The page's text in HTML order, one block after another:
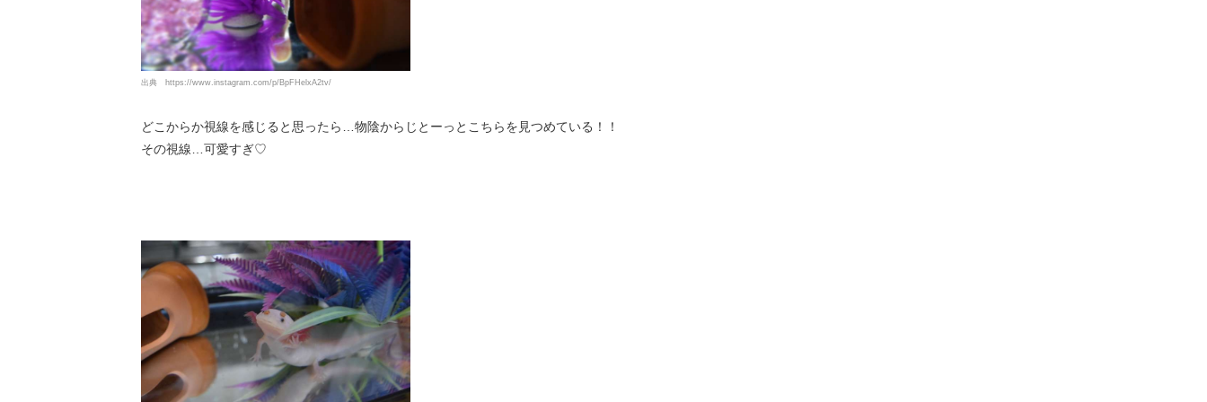
出典 https://www.instagram.com/p/BpFHelxA2tv/
どこからか視線を感じると思ったら…物陰からじとーっとこちらを見つめている！！
その視線…可愛すぎ♡